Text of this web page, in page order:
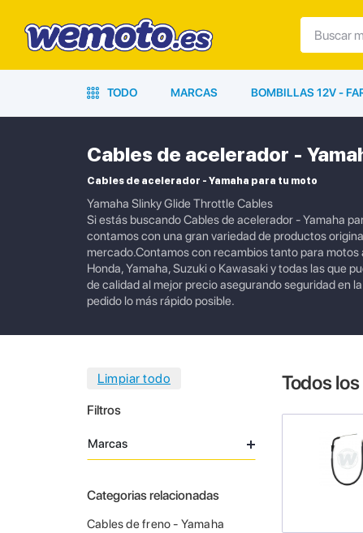
TODO MARCAS BOMBILLAS 12V -
Cables de acelerador -
Cables de acelerador - Yamaha para tu moto
Yamaha Slinky Glide Throttle Cables
Si estás buscando Cables de acelerador - Yamaha
contamos con una gran variedad de productos
mercado.Contamos con recambios tanto para
Honda, Yamaha, Suzuki o Kawasaki y todas las que
de calidad al mejor precio asegurando seguridad en
pedido lo más rápido posible.
Filtros
Marcas
Categorias relacionadas
Cables de freno - Yamaha
Todos